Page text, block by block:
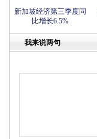
新加坡经济第三季度同
比增长6.5%
我来说两句